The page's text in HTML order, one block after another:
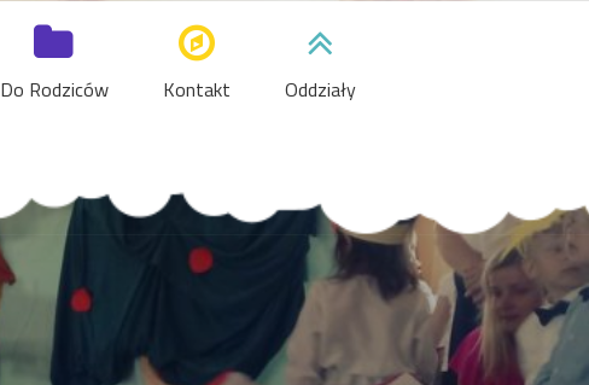
Do Rodziców Kontakt Oddziały